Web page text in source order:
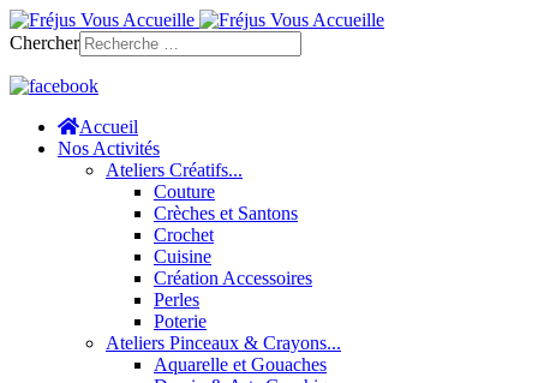
Chercher
Accueil
Nos Activités
Ateliers Créatifs...
Couture
Crèches et Santons
Crochet
Cuisine
Création Accessoires
Perles
Poterie
Ateliers Pinceaux & Crayons...
Aquarelle et Gouaches